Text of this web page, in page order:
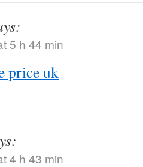
5 h 44 min
price uk
4 h 43 min